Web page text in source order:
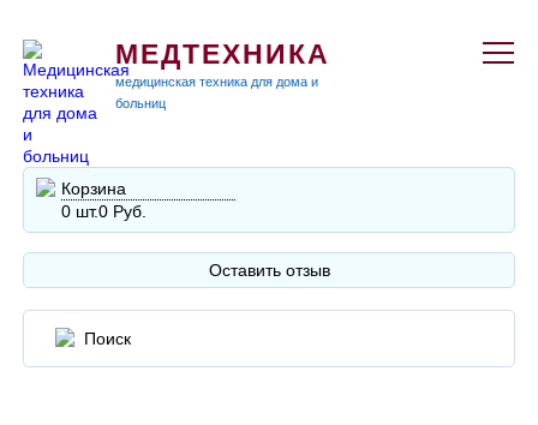
МЕДТЕХНИКА
медицинская техника для дома и
больниц
Корзина
0 шт.0 Руб.
Оставить отзыв